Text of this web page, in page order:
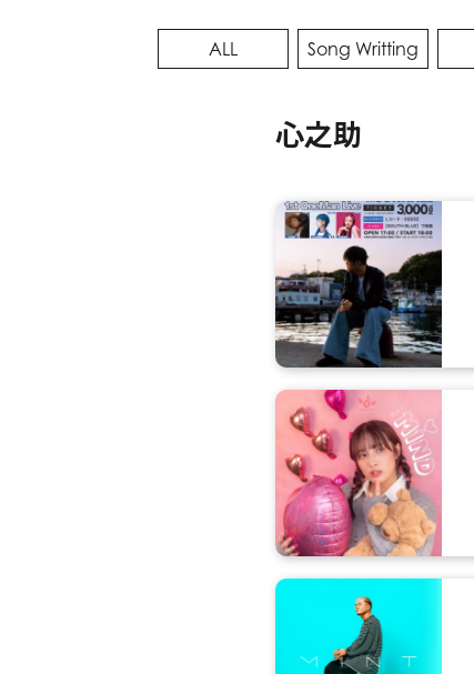
ALL Song Writting
心之助